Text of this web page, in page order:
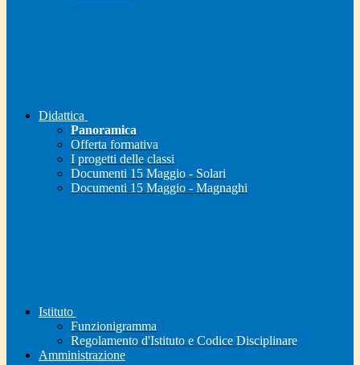
Didattica
Panoramica
Offerta formativa
I progetti delle classi
Documenti 15 Maggio - Solari
Documenti 15 Maggio - Magnaghi
Istituto
Funzionigramma
Regolamento d'Istituto e Codice Disciplinare
Amministrazione